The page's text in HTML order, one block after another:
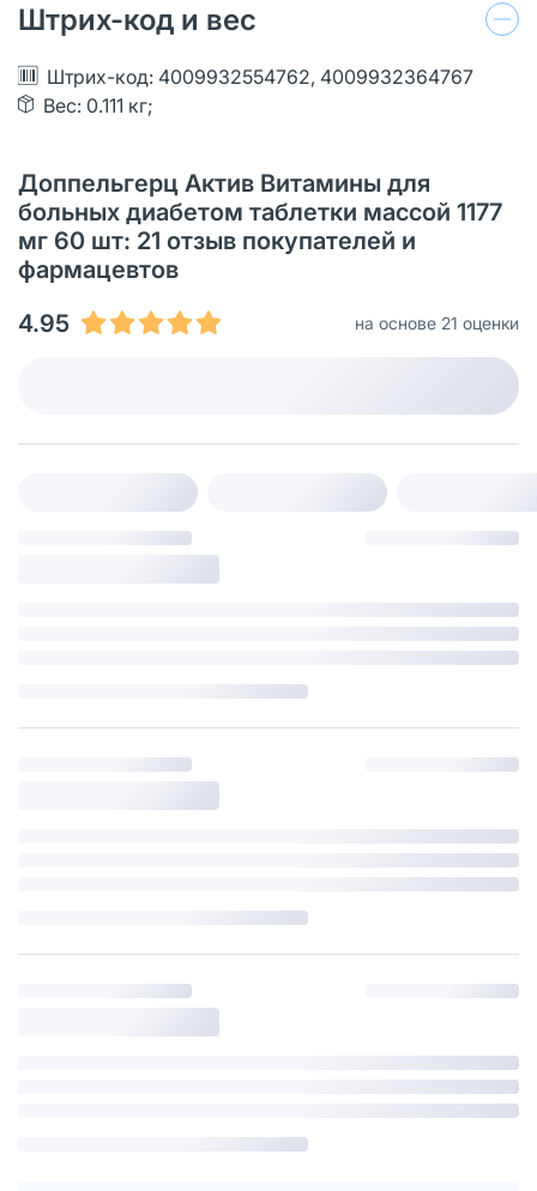
Штрих-код и вес
Штрих-код: 4009932554762, 4009932364767
Вес: 0.111 кг;
Доппельгерц Актив Витамины для
больных диабетом таблетки массой 1177
мг 60 шт: 21 oтзыв покупателей и
фармацевтов
4.95
на основе 21 оценки